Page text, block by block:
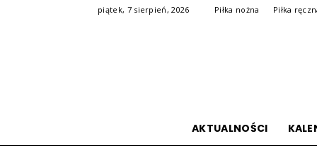
piątek, 7 sierpień, 2026 Piłka nożna Piłka
AKTUALNOŚCI